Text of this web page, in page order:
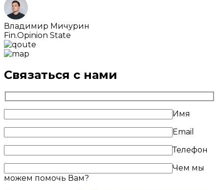
Владимир Мичурин
Fin.Opinion State
Связаться с нами
Имя
Email
Телефон
Чем мы
можем помочь Вам?